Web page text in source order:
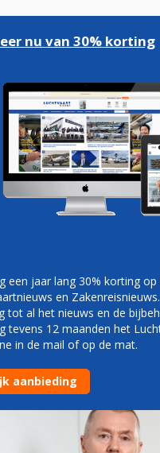
Podcasts
HERSTEL
ZET
nu van 30% korting
een jaar lang 30% korting
en
tot al het nieuws en de
tevens 12 maanden het
in de mail of op de mat.
aanbieding